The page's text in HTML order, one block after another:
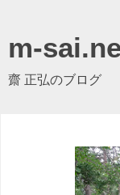
m-
齋 正弘のブログ